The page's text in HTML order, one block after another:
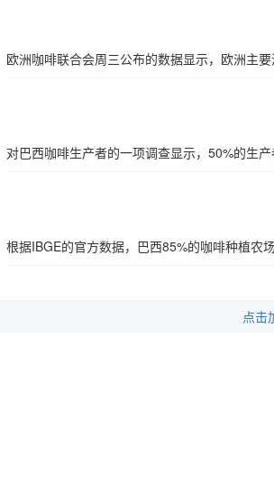
欧洲咖啡联合会周三公布的数据显示，欧洲主
对巴西咖啡生产者的一项调查显示，50%的生
根据IBGE的官方数据，巴西85%的咖啡种植农
点击